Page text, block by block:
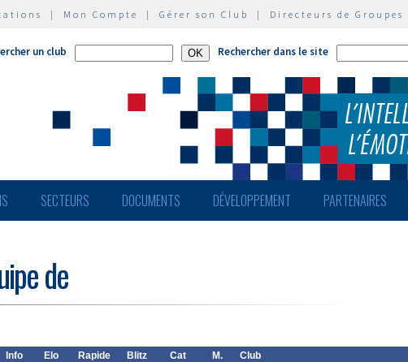
| Mon Compte | Gérer son Club | Directeurs de Groupes
un club Rechercher dans le site
SECTEURS DOCUMENTS DÉVELOPPEMENT PARTENAIRES
de
Info Elo Rapide Blitz Cat M. Club